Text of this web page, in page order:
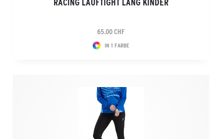
RACING LAUFTIGHT LANG KINDER
65.00 CHF
IN 1 FARBE